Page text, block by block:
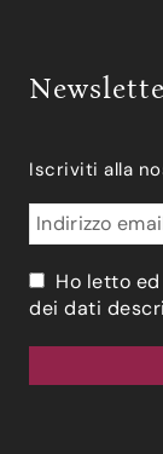
Iscriviti alla
Ho letto
dei dati